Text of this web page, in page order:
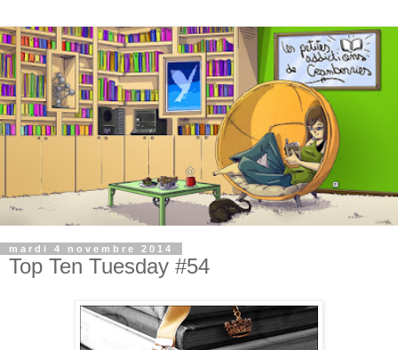
mardi 4 novembre 2014
Top Ten Tuesday #54